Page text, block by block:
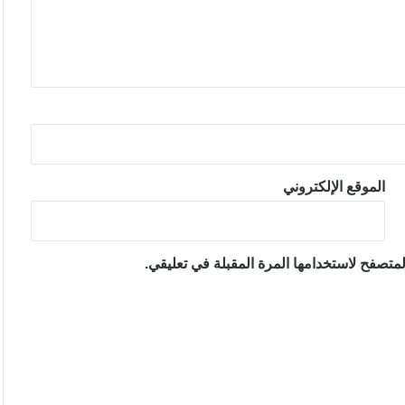
الموقع الإلكتروني
لاستخدامها المرة المقبلة في تعليقي.